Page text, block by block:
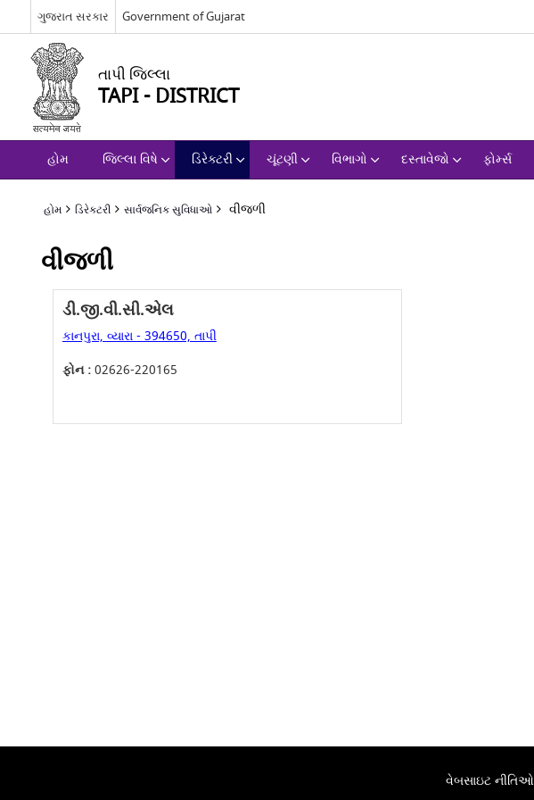
ગુજરાત સરકાર Government of Gujarat
તાપી જિલ્લા
TAPI - DISTRICT
હોમ જિલ્લા વિષે ડિરેક્ટરી ચૂંટણી વિભાગો દસ્તાવેજો ફોર્મ્સ
હોમ ડિરેક્ટરી સાર્વજનિક સુવિધાઓ વીજળી
વીજળી
ડી.જી.વી.સી.એલ
કાનપુરા, વ્યારા - 394650, તાપી
ફોન :02626-220165
વેબસાઇટ નીતિઓ